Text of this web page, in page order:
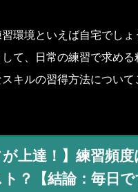
環境といえば自宅でし
て、日常の練習で求め
キルの習得方法について
が上達！】練習頻
？【結論：毎日で